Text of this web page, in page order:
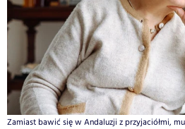
Zamiast bawić się w Andaluzji z przyjaciółmi,